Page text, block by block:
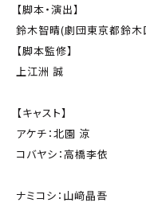
【脚本・演出】
鈴木智晴(劇団東京都鈴木
【脚本監修】
上江洲 誠
【キャスト】
アケチ：北園 涼
コバヤシ：高橋李依
ナミコシ：山﨑晶吾